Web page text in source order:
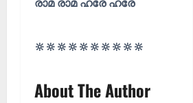
രാമ രാമ ഹരേ ഹരേ
🔆🔆🔆🔆🔆🔆🔆🔆🔆🔆
About The Author